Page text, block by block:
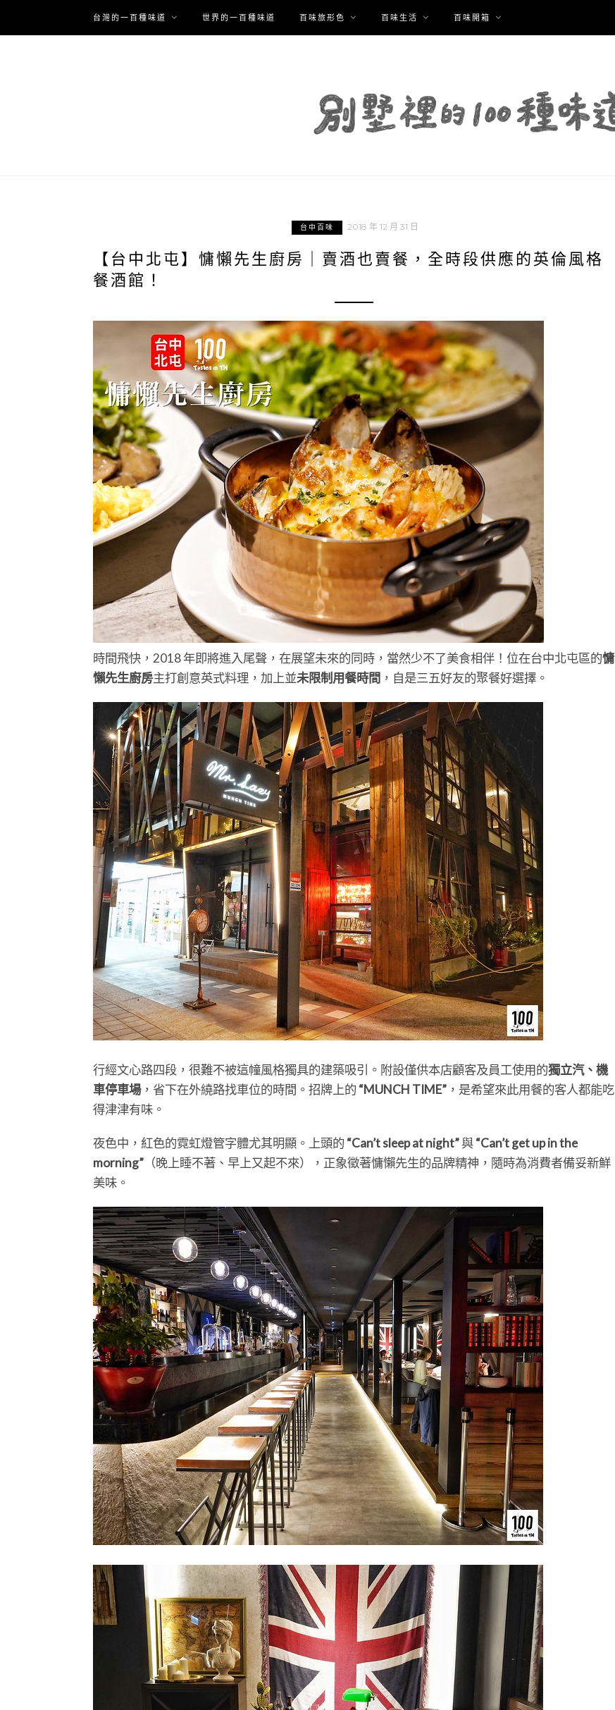
台灣的一百種味道 世界的一百種味道 百味旅形色 百味生活 百味開箱
台中百味 2018 年 12 月 31 日
【台中北屯】慵懶先生廚房｜賣酒也賣餐，全時段供應的英倫風格
餐酒館！
時間飛快，2018 年即將進入尾聲，在展望未來的同時，當然少不了美食相伴！位在台中北屯區的慵
懶先生廚房主打創意英式料理，加上並未限制用餐時間 ，自是三五好友的聚餐好選擇。
行經文心路四段，很難不被這幢風格獨具的建築吸引。附設僅供本店顧客及員工使用的獨立汽、機
車停車場，省下在外繞路找車位的時間。招牌上的 “MUNCH TIME” ，是希望來此用餐的客人都能吃
得津津有味。
夜色中，紅色的霓虹燈管字體尤其明顯。上頭的 “Can’t sleep at night”與“Can’t get up in the
morning” （晚上睡不著、早上又起不來），正象徵著慵懶先生的品牌精神，隨時為消費者備妥新鮮
美味。